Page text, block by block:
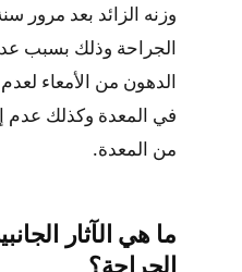
وزنه الزائد بعد مرور
الجراحة وذلك بسبب
الدهون من الأمعاء
في المعدة وكذلك عدم
من المعدة.
ما هي الآثار
الجراحة؟